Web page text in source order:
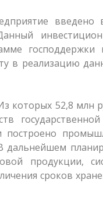
введено
в реализацию
которых 52,8 млн
продукции,
сроков